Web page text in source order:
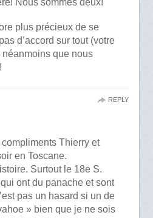
Nous sommes deux!
plus précieux de se
d’accord sur tout (votre
que nous
Thierry et
en Toscane.
Surtout le 18e S.
ont du panache et sont
pas un hasard si un de
» bien que je ne sois
REPLY